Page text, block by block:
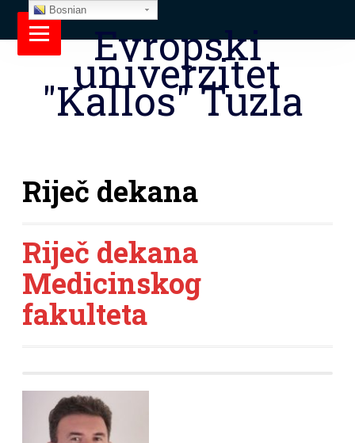
Evropski
univerzitet
"Kallos" Tuzla
Riječ dekana
Riječ dekana
Medicinskog
fakulteta
Bosnian